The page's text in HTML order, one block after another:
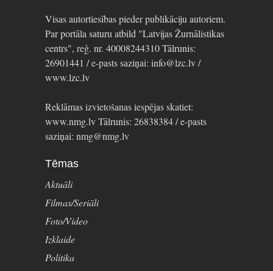
Visas autortiesības pieder publikāciju autoriem.
Par portāla saturu atbild "Latvijas Žurnālistikas
centrs", reģ. nr. 40008244310 Tālrunis:
26901441 / e-pasts saziņai: info@lzc.lv /
www.lzc.lv
Reklāmas izvietošanas iespējas skatiet:
www.nmg.lv Tālrunis: 26838384 / e-pasts
saziņai: nmg@nmg.lv
Tēmas
Aktuāli
Filmas/Seriāli
Foto/Video
Izklaide
Politika